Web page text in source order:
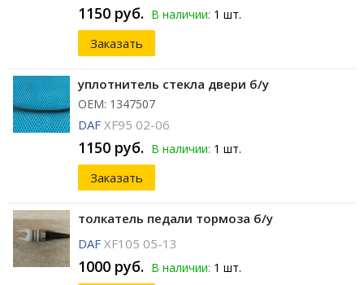
1150 руб. В наличии: 1 шт.
Заказать
уплотнитель стекла двери б/у
ОЕМ: 1347507
DAF XF95 02-06
1150 руб. В наличии: 1 шт.
Заказать
толкатель педали тормоза б/у
DAF XF105 05-13
1000 руб. В наличии: 1 шт.